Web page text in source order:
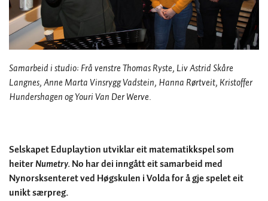
Samarbeid i studio: Frå venstre Thomas Ryste, Liv Astrid Skåre
Langnes, Anne Marta Vinsrygg Vadstein, Hanna Rørtveit, Kristoffer
Hundershagen og Youri Van Der Werve.
Selskapet Eduplaytion utviklar eit matematikkspel som
heiterNumetry. No har dei inngått eit samarbeid med
Nynorsksenteret ved Høgskulen i Volda for å gje spelet eit
unikt særpreg.